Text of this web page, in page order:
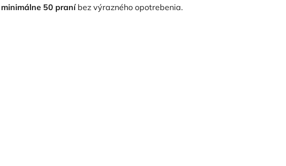
minimálne 50 praníbez výrazného opotrebenia.